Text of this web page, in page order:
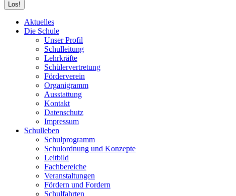
Aktuelles
Die Schule
Unser Profil
Schulleitung
Lehrkräfte
Schülervertretung
Förderverein
Organigramm
Ausstattung
Kontakt
Datenschutz
Impressum
Schulleben
Schulprogramm
Schulordnung und Konzepte
Leitbild
Fachbereiche
Veranstaltungen
Fördern und Fordern
Schulfahrten